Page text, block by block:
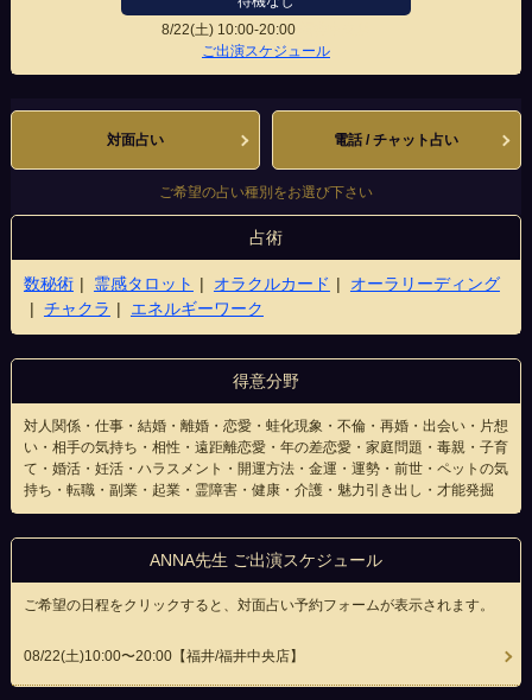
8/22(土) 10:00-20:00
ご出演スケジュール
対面占い 電話 / チャット占い
ご希望の占い種別をお選び下さい
占術
数秘術 霊感タロット オラクルカード
オーラリーディング
チャクラ
エネルギーワーク
得意分野
対人関係・仕事・結婚・離婚・恋愛・蛙化現象・不倫・再婚・出会い・片想
い・相手の気持ち・相性・遠距離恋愛・年の差恋愛・家庭問題・毒親・子育
て・婚活・妊活・ハラスメント・開運方法・金運・運勢・前世・ペットの気
持ち・転職・副業・起業・霊障害・健康・介護・魅力引き出し・才能発掘
ANNA先生 ご出演スケジュール
ご希望の日程をクリックすると、対面占い予約フォームが表示されます。
08/22(土)10:00〜20:00【福井/福井中央店】